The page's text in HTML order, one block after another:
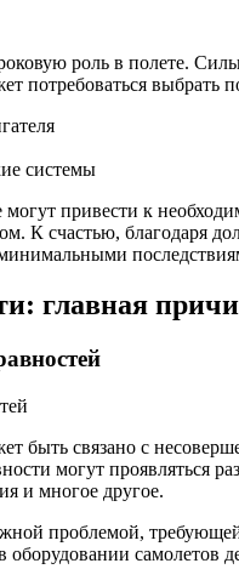
роль в полете.
потребоваться выбрать
системы
привести к
К счастью, благодаря
главная
быть связано с
могут проявляться
и многое другое.
проблемой,